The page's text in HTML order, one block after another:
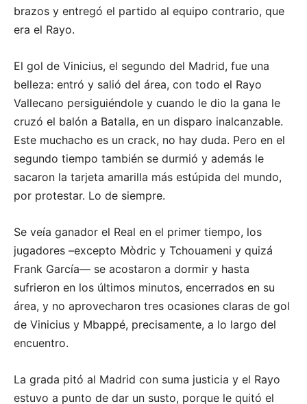
brazos y entregó el partido al equipo contrario, que
era el Rayo.
El gol de Vinicius, el segundo del Madrid, fue una
belleza: entró y salió del área, con todo el Rayo
Vallecano persiguiéndole y cuando le dio la gana le
cruzó el balón a Batalla, en un disparo inalcanzable.
Este muchacho es un crack, no hay duda. Pero en el
segundo tiempo también se durmió y además le
sacaron la tarjeta amarilla más estúpida del mundo,
por protestar. Lo de siempre.
Se veía ganador el Real en el primer tiempo, los
jugadores –excepto Mòdric y Tchouameni y quizá
Frank García— se acostaron a dormir y hasta
sufrieron en los últimos minutos, encerrados en su
área, y no aprovecharon tres ocasiones claras de gol
de Vinicius y Mbappé, precisamente, a lo largo del
encuentro.
La grada pitó al Madrid con suma justicia y el Rayo
estuvo a punto de dar un susto, porque le quitó el